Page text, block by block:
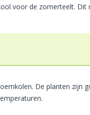
voor de zomerteelt.
De planten zijn